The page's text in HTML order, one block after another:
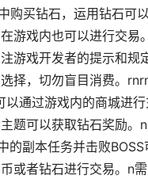
购买钻石，运用钻石可
游戏内也可以进行交
游戏开发者的提示和
择，切勿盲目消费。
以通过游戏内的商城进
题可以获取钻石奖励
的副本任务并击败
或者钻石进行交易。n